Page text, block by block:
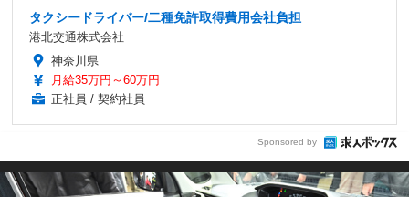
タクシードライバー/二種免許取得費用会社負担
港北交通株式会社
神奈川県
月給35万円～60万円
正社員 / 契約社員
Sponsored by